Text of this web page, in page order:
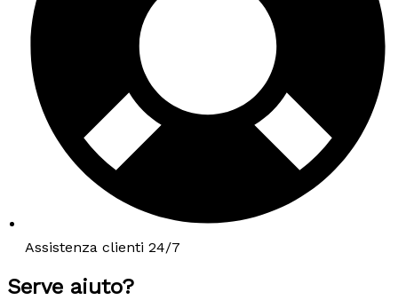
Assistenza clienti 24/7
Serve aiuto?